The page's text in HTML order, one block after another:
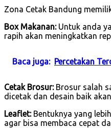
Zona Cetak Bandung
Box Makanan:Untuk anda
rapih akan meningkatkan
Baca juga: Percetakan
Cetak Brosur:Brosur salah
dicetak dan desain baik
Leaflet:Bentuknya yang
agar bisa membaca cepat